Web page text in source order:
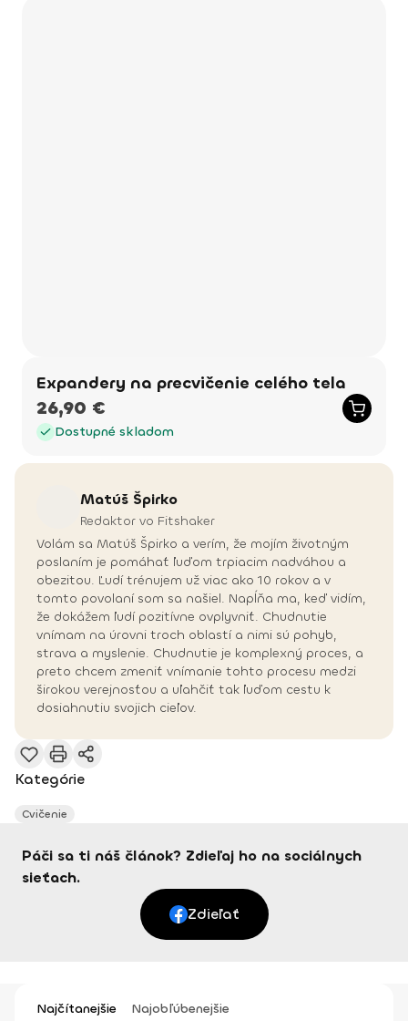
Expandery na precvičenie celého tela
26,90 €
Dostupné skladom
Matúš Špirko
Redaktor vo Fitshaker
Volám sa Matúš Špirko a verím, že mojím životným
poslaním je pomáhať ľuďom trpiacim nadváhou a
obezitou. Ľudí trénujem už viac ako 10 rokov a v
tomto povolaní som sa našiel. Napĺňa ma, keď vidím,
že dokážem ľudí pozitívne ovplyvniť. Chudnutie
vnímam na úrovni troch oblastí a nimi sú pohyb,
strava a myslenie. Chudnutie je komplexný proces, a
preto chcem zmeniť vnímanie tohto procesu medzi
širokou verejnosťou a uľahčiť tak ľuďom cestu k
dosiahnutiu svojich cieľov.
Kategórie
Cvičenie
Páči sa ti náš článok? Zdieľaj ho na sociálnych
sieťach.
Zdieľať
Najčítanejšie Najobľúbenejšie